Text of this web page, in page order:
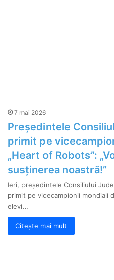
7 mai 2026
Președintele
primit pe
„Heart of Robots”:
susținerea noastră!”
Ieri, președintele Consiliului
primit pe vicecampionii mondiali
elevi…
Citește mai mult